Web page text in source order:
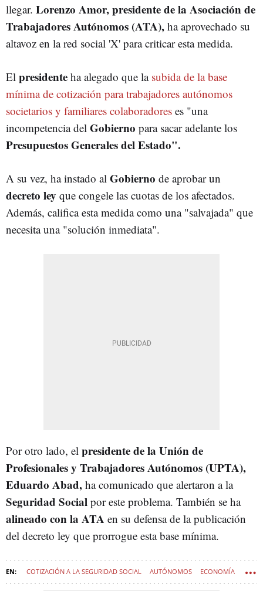
llegar. Lorenzo Amor, presidente de la Asociación de
Trabajadores Autónomos (ATA), ha aprovechado su
altavoz en la red social 'X' para criticar esta medida.
El presidente ha alegado que la subida de la base
mínima de cotización para trabajadores autónomos
societarios y familiares colaboradores es "una
incompetencia del Gobierno para sacar adelante los
Presupuestos Generales del Estado".
A su vez, ha instado al Gobierno de aprobar un
decreto ley que congele las cuotas de los afectados.
Además, califica esta medida como una "salvajada" que
necesita una "solución inmediata".
Por otro lado, el presidente de la Unión de
Profesionales y Trabajadores Autónomos (UPTA),
Eduardo Abad, ha comunicado que alertaron a la
Seguridad Social por este problema. También se ha
alineado con la ATA en su defensa de la publicación
del decreto ley que prorrogue esta base mínima.
COTIZACIÓN A LA SEGURIDAD SOCIAL AUTÓNOMOS ECONOMÍA